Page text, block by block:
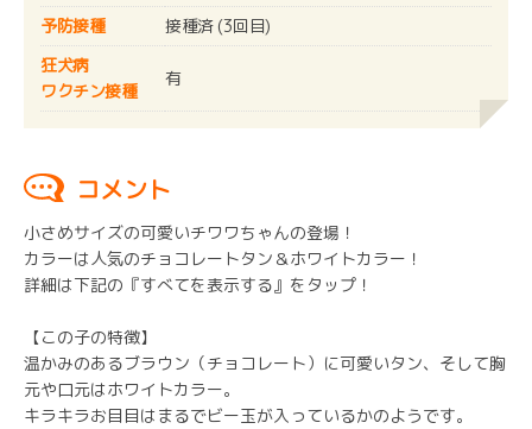
予防接種
接種済 (3回目)
狂犬病
ワクチン接種
有
コメント
小さめサイズの可愛いチワワちゃんの登場！
カラーは人気のチョコレートタン＆ホワイトカラー！
詳細は下記の『すべてを表示する』をタップ！
【この子の特徴】
温かみのあるブラウン（チョコレート）に可愛いタン、そして胸
元や口元はホワイトカラー。
キラキラお目目はまるでビー玉が入っているかのようです。